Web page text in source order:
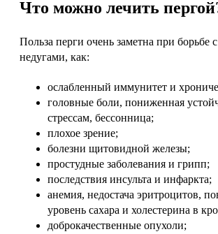
Что можно лечить
Польза перги очень заметна при борьбе
недугами, как:
ослабленный иммунитет и
головные боли, пониженная
стрессам, бессонница;
плохое зрение;
болезни щитовидной железы;
простудные заболевания и грипп;
последствия инсульта и инфаркта;
анемия, недостача эритроцитов,
уровень сахара и холестерина в
доброкачественные опухоли;